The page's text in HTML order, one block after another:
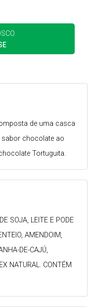
SOJA, LEITE E PODE
AMENDOIM,
DE-CAJÚ,
NATURAL. CONTÉM
de uma casca
chocolate ao
Tortuguita.